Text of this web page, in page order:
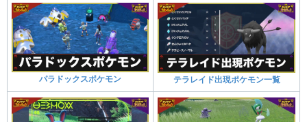
パラドックスポケモン テラレイド出現ポケモン一覧